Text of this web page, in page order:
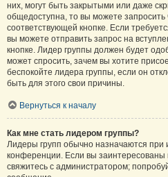
них, могут быть закрытыми или даже
общедоступна, то вы можете запросить
соответствующей кнопке. Если
вы можете отправить запрос на
кнопке. Лидер группы должен будет
может спросить, зачем вы хотите
беспокойте лидера группы, если он
быть для этого свои причины.
Вернуться к началу
Как мне стать лидером группы?
Лидеры групп обычно назначаются при
конференции. Если вы заинтересованы
свяжитесь с администратором;